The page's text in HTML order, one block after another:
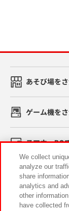
あそび場を
ゲーム機を
スマホ・PC
イベント・
We collect
analyze our
share
analytics and
other
have collected